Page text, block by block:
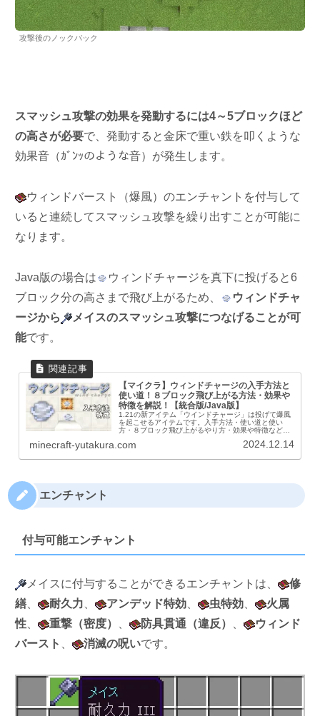
攻撃後のノックバック
スマッシュ攻撃の効果を発動するには4～5ブロックほど
の高さが必要で、発動すると金床で重い鉄を叩くような
効果音（ｶﾞﾝｯのような音）が発生します。
ウィンドバースト（爆風）のエンチャントを付与して
いると連続してスマッシュ攻撃を繰り出すことが可能に
なります。
Java版の場合は
ウィンドチャージを真下に投げると6
ブロック分の高さまで飛び上がるため、
ウィンドチャ
ージから
メイスのスマッシュ攻撃につなげることが可
能です。
【マイクラ】ウィンドチャージの入手方法と
使い道！８ブロック飛び上がる方法・効果や
特徴を解説！【統合版/Java版】
1.21の新アイテム「ウインドチャージ」は投げて爆風
を起こせるアイテムです。入手方法・使い道と使い
方・８ブロック飛び上がるやり方・効果や特徴などを
手して遊んでみましょう！ウィンドチャージとはウ...
minecraft-yutakura.com 2024.12.14
エンチャント
付与可能エンチャント
メイスに付与することができるエンチャントは、
修
繕、 耐久力 アンデッド特効 虫特効
火属
性
重撃（密度） 防具貫通（違反）
ウィンド
バースト
消滅の呪いです。